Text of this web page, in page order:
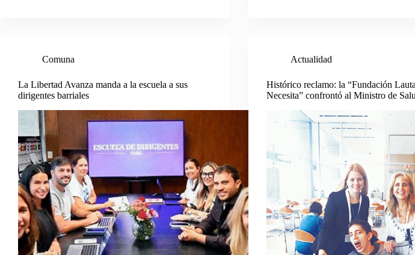
Comuna
La Libertad Avanza manda a la escuela a sus
dirigentes barriales
Actualidad
Histórico reclamo: la “Fundación
Necesita” confrontó al Ministro de